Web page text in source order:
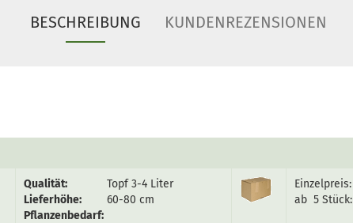
BESCHREIBUNG KUNDENREZENSIONEN
Qualität:
Topf 3-4 Liter
Lieferhöhe:
60-80 cm
Pflanzenbedarf:
Einzelpreis:
ab 5 Stück: